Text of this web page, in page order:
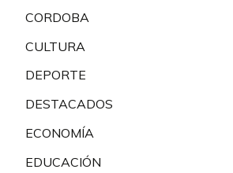
CORDOBA
CULTURA
DEPORTE
DESTACADOS
ECONOMÍA
EDUCACIÓN